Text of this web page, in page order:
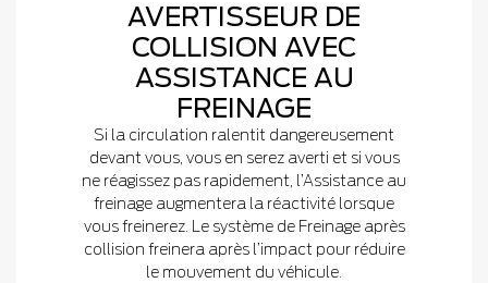
AVERTISSEUR DE
COLLISION AVEC
ASSISTANCE AU
FREINAGE
Si la circulation ralentit dangereusement
devant vous, vous en serez averti et si vous
ne réagissez pas rapidement, l’Assistance au
freinage augmentera la réactivité lorsque
vous freinerez. Le système de Freinage après
collision freinera après l’impact pour réduire
le mouvement du véhicule.